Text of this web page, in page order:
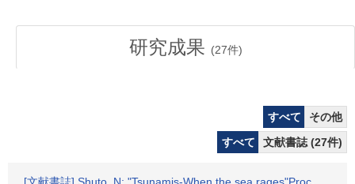
研究成果 (27件)
すべて
その他
すべて
文献書誌 (27件)